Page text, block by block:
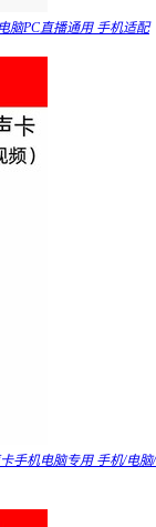
脑PC直播通用 手机适配
手机电脑专用 手机/电脑/